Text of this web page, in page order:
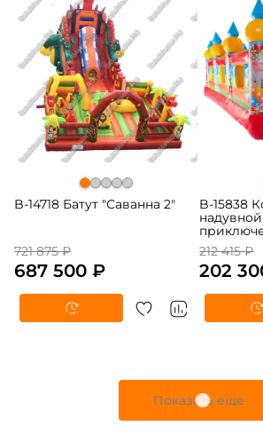
B-14718 Батут "Саванна 2"
721 875 ₽
687 500 ₽
B-15838
212 415 ₽
202
Показать еще